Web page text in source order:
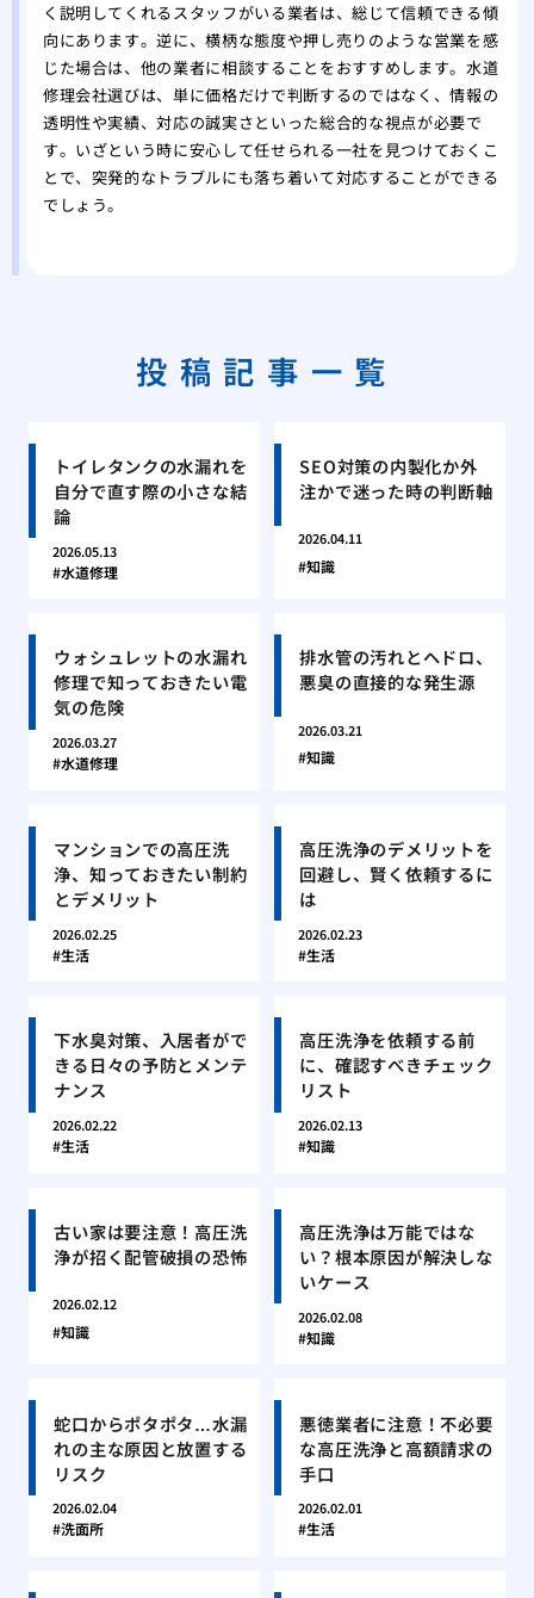
く説明してくれるスタッフがいる業者は、総じて信頼できる傾
向にあります。逆に、横柄な態度や押し売りのような営業を感
じた場合は、他の業者に相談することをおすすめします。水道
修理会社選びは、単に価格だけで判断するのではなく、情報の
透明性や実績、対応の誠実さといった総合的な視点が必要で
す。いざという時に安心して任せられる一社を見つけておくこ
とで、突発的なトラブルにも落ち着いて対応することができる
でしょう。
投稿記事一覧
トイレタンクの水漏れを
自分で直す際の小さな結
論
2026.05.13
水道修理
SEO対策の内製化か外
注かで迷った時の判断軸
2026.04.11
知識
ウォシュレットの水漏れ
修理で知っておきたい電
気の危険
2026.03.27
水道修理
排水管の汚れとヘドロ、
悪臭の直接的な発生源
2026.03.21
知識
マンションでの高圧洗
浄、知っておきたい制約
とデメリット
2026.02.25
生活
高圧洗浄のデメリットを
回避し、賢く依頼するに
は
2026.02.23
生活
下水臭対策、入居者がで
きる日々の予防とメンテ
ナンス
2026.02.22
生活
高圧洗浄を依頼する前
に、確認すべきチェック
リスト
2026.02.13
知識
古い家は要注意！高圧洗
浄が招く配管破損の恐怖
2026.02.12
知識
高圧洗浄は万能ではな
い？根本原因が解決しな
いケース
2026.02.08
知識
蛇口からポタポタ…水漏
れの主な原因と放置する
リスク
2026.02.04
洗面所
悪徳業者に注意！不必要
な高圧洗浄と高額請求の
手口
2026.02.01
生活